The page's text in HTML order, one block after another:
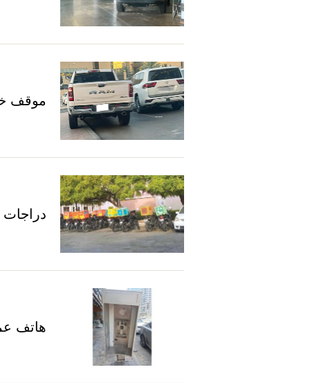
موقف
دراجات
هاتف